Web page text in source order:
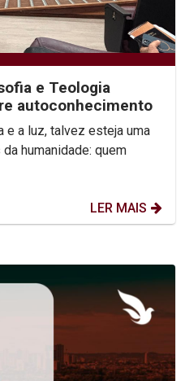
e Teologia
autoconhecimento
e a luz, talvez esteja uma
humanidade: quem
LER MAIS